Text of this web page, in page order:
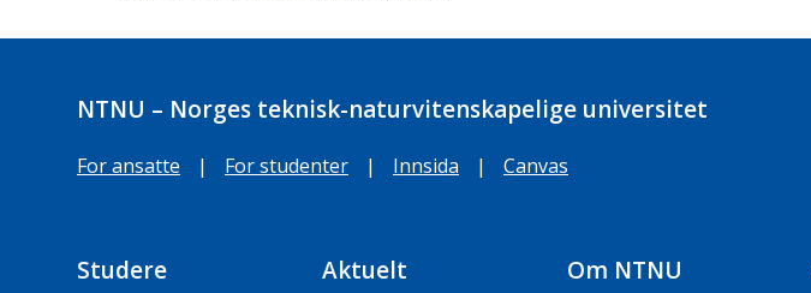
NTNU – Norges teknisk-naturvitenskapelige universitet
For ansatte | For studenter | Innsida | Canvas
Studere Aktuelt Om NTNU